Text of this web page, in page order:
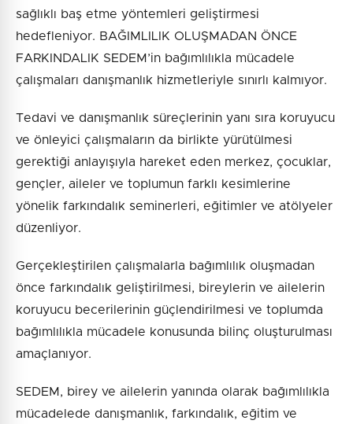
sağlıklı baş etme yöntemleri geliştirmesi
hedefleniyor. BAĞIMLILIK OLUŞMADAN ÖNCE
FARKINDALIK SEDEM’in bağımlılıkla mücadele
çalışmaları danışmanlık hizmetleriyle sınırlı kalmıyor.
Tedavi ve danışmanlık süreçlerinin yanı sıra koruyucu
ve önleyici çalışmaların da birlikte yürütülmesi
gerektiği anlayışıyla hareket eden merkez, çocuklar,
gençler, aileler ve toplumun farklı kesimlerine
yönelik farkındalık seminerleri, eğitimler ve atölyeler
düzenliyor.
Gerçekleştirilen çalışmalarla bağımlılık oluşmadan
önce farkındalık geliştirilmesi, bireylerin ve ailelerin
koruyucu becerilerinin güçlendirilmesi ve toplumda
bağımlılıkla mücadele konusunda bilinç oluşturulması
amaçlanıyor.
SEDEM, birey ve ailelerin yanında olarak bağımlılıkla
mücadelede danışmanlık, farkındalık, eğitim ve